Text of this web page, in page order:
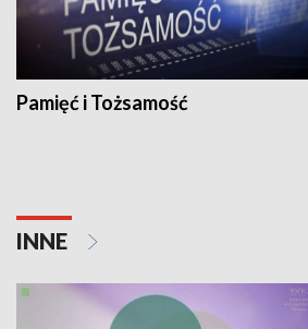
Pamięć i Tożsamość
INNE